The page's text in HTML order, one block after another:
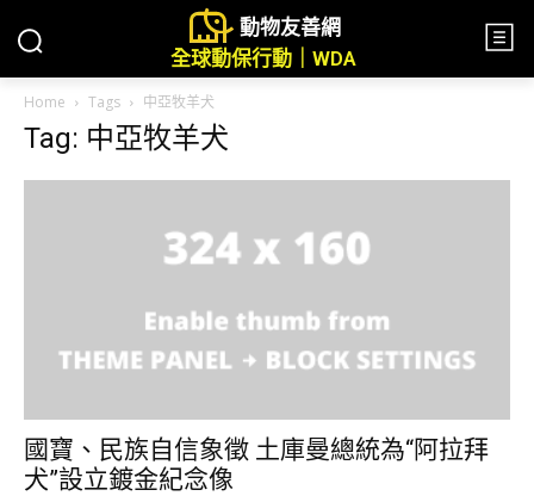
動物友善網
全球動保行動｜WDA
Home Tags 中亞牧羊犬
Tag: 中亞牧羊犬
國寶、民族自信象徵 土庫曼總統為“阿拉拜
犬”設立鍍金紀念像